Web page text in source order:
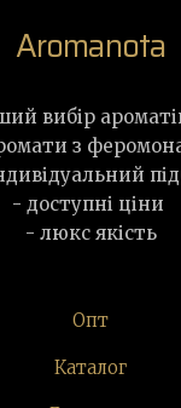
Aromanota
вибір
з
- доступні ціни
- люкс якість
Опт
Каталог